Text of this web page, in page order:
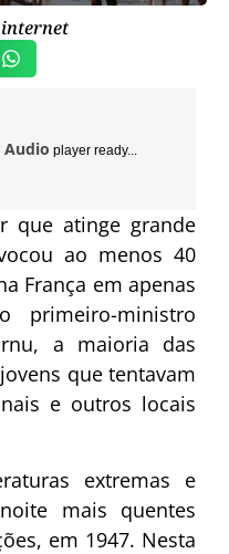
player ready...
que atinge grande
ao menos 40
França em apenas
primeiro-ministro
a maioria das
que tentavam
e outros locais
extremas e
mais quentes
em 1947. Nesta